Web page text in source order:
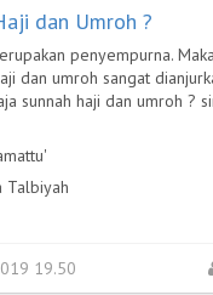
dan Umroh ?
penyempurna.
dan umroh sangat
sunnah haji dan umroh ?
Talbiyah
19.50